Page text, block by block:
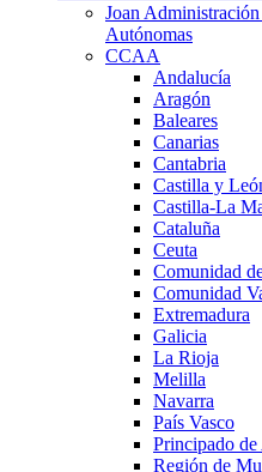
Joan
Autónomas
CCAA
Andalucía
Aragón
Baleares
Canarias
Cantabria
Castilla y
Castilla-La
Cataluña
Ceuta
Comunidad
Comunidad
Extremadura
Galicia
La Rioja
Melilla
Navarra
País Vasco
Principado de
Región de